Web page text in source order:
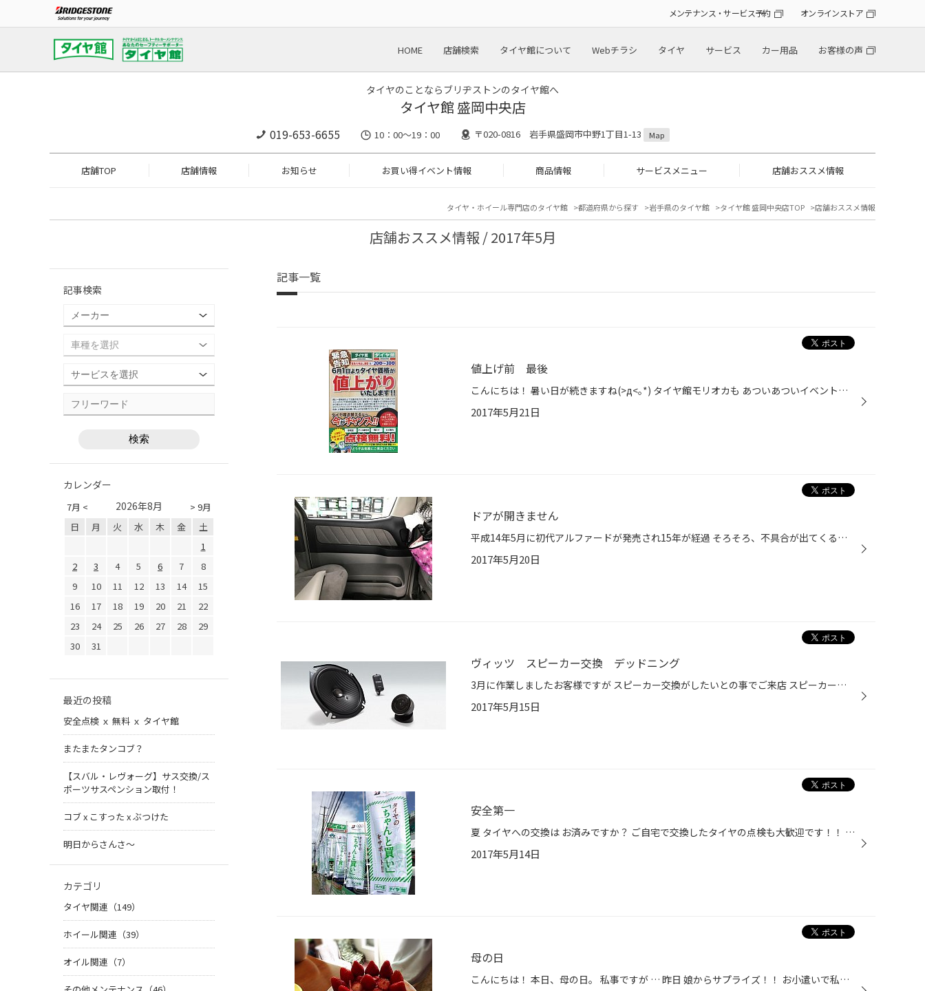
メンテナンス・サービス予約 オンラインストア
HOME 店舗検索 タイヤ館について Webチラシ タイヤ サービス カー用品 お客様の声
タイヤのことならブリヂストンのタイヤ館へ
タイヤ館 盛岡中央店
019-653-6655 10：00～19：00 〒020-0816 岩手県盛岡市中野1丁目1-13 Map
店舗TOP 店舗情報 お知らせ お買い得イベント情報 商品情報 サービスメニュー 店舗おススメ情報
タイヤ・ホイール専門店のタイヤ館 都道府県から探す 岩手県のタイヤ館 タイヤ館 盛岡中央店TOP 店舗おススメ情報
店舗おススメ情報 / 2017年5月
記事一覧
値上げ前 最後
こんにちは！ 暑い日が続きますね(>д<｡*) タイヤ館モリオカも あついあついイベント中！！ 値上げ前最後！ 今がほんとにお買得ですヽ(´▽｀)/ タイヤ交換したものの ・ ・ ・ このタイヤ大丈夫かな？ あとどのくらい使えるかな？ ご相談も大歓迎です(*´ω｀)人(´ω｀*) 冷たい飲み物もありますので 水...
2017年5月21日
ドアが開きません
平成14年5月に初代アルファードが発売され15年が経過 そろそろ、不具合が出てくる頃だと思います 今日のお客様は、パワースライドドアが両側開かない 原因はワイヤーの不良 こちらの商品を交換します ちなみに、交換前にきちんと点検はします まれにモーターの不良も考えられますので まずは、室内...
2017年5月20日
ヴィッツ スピーカー交換 デッドニング
3月に作業しましたお客様ですが スピーカー交換がしたいとの事でご来店 スピーカーは パイオニア 「フロント」TS-F1730S・「リア」TS－F1730 パワーアンプはGM-D１４００Ⅱの組み合わせです ドアパネルを外しますと ドアにはシートが張って有りますが、このシートを綺麗に剥がし こちらの商品を使っ...
2017年5月15日
安全第一
夏 タイヤへの交換は お済みですか？ ご自宅で交換したタイヤの点検も大歓迎です！！ 空気圧・ナットの締め付け・残ミゾ、ひび割れの点検 無料で点検いたしますので お気軽にお立ち寄りください(*´∀｀) 本日も安全作業！ スタッフ中山 丁寧にタイヤワックスを塗っております( ﾟ∀ﾟ)ﾉ 先日、自分のタ...
2017年5月14日
母の日
こんにちは！ 本日、母の日。 私事ですが … 昨日 娘からサプライズ！！ お小遣いで私に携帯カバーをプレゼントしてくれました！！(ｗ>ω<ｗ) それだけでも嬉しいのに … 娘からメール。 『 じゃーん！ケーキ作ったよ！』 泣いちゃう.｡.:*･゜(´＾｀)゜･*:.
記事検索
カレンダー
7月 < > 9月
2026年8月
日 月 火 水 木 金
土
1
2
3 4 5 6 7
8
9
10 11 12 13 14
15
16
17 18 19 20 21
22
23
24 25 26 27 28
29
30
31
最近の投稿
安全点検 ｘ 無料 ｘ タイヤ館
またまたタンコブ？
【スバル・レヴォーグ】サス交換/ス
ポーツサスペンション取付！
コブ x こすった x ぶつけた
明日からさんさ〜
カテゴリ
タイヤ関連（149）
ホイール関連（39）
オイル関連（7）